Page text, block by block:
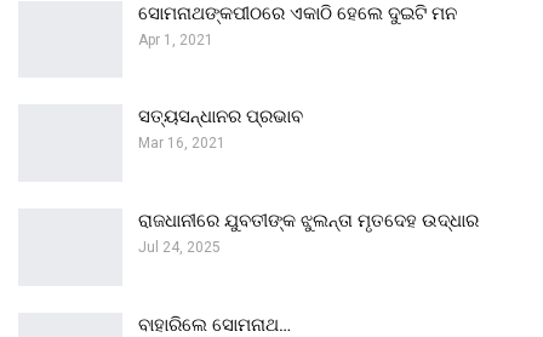
ସୋମନାଥଙ୍କପୀଠରେ ଏକାଠି ହେଲେ ଦୁଇଟି ମନ
Apr 1, 2021
ସତ୍ୟସନ୍ଧାନର ପ୍ରଭାବ
Mar 16, 2021
ରାଜଧାନୀରେ ଯୁବତୀଙ୍କ ଝୁଲନ୍ତା ମୃତଦେହ ଉଦ୍ଧାର
Jul 24, 2025
ବାହାରିଲେ ସୋମନାଥ…